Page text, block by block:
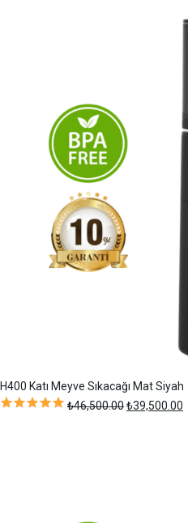
H400 Katı Meyve Sıkacağı Mat Siyah
₺46,500.00Orijinal
₺39,500.00